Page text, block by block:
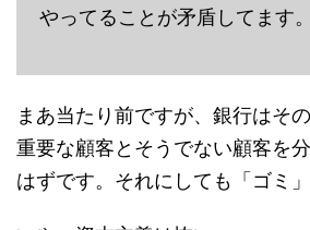
やってることが矛盾してます。
まあ当たり前ですが、銀行はそ
重要な顧客とそうでない顧客を
はずです。それにしても「ゴミ」